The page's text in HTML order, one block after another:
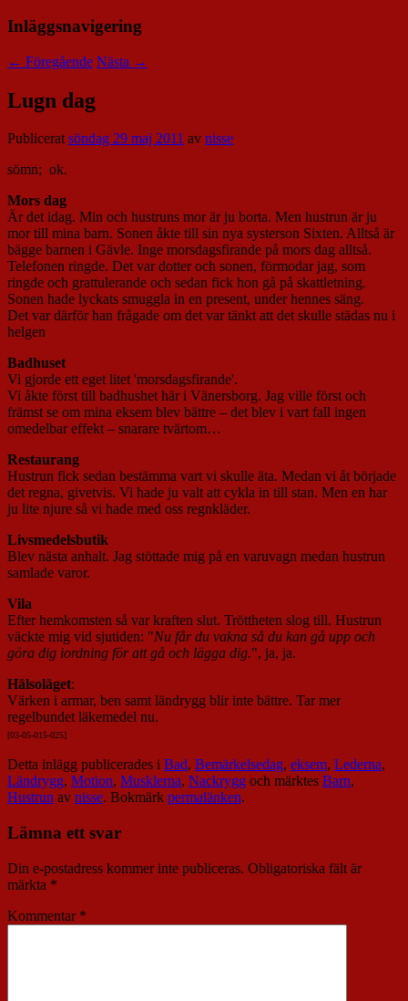
Inläggsnavigering
← Föregående Nästa →
Lugn dag
Publiceratsöndag 29 maj 2011 av nisse
sömn; ok.
Mors dag
Är det idag. Min och hustruns mor är ju borta. Men hustrun är ju
mor till mina barn. Sonen åkte till sin nya systerson Sixten. Alltså är
bägge barnen i Gävle. Inge morsdagsfirande på mors dag alltså.
Telefonen ringde. Det var dotter och sonen, förmodar jag, som
ringde och grattulerande och sedan fick hon gå på skattletning.
Sonen hade lyckats smuggla in en present, under hennes säng.
Det var därför han frågade om det var tänkt att det skulle städas nu i
helgen
Badhuset
Vi gjorde ett eget litet 'morsdagsfirande'.
Vi åkte först till badhushet här i Vänersborg. Jag ville först och
främst se om mina eksem blev bättre – det blev i vart fall ingen
omedelbar effekt – snarare tvärtom…
Restaurang
Hustrun fick sedan bestämma vart vi skulle äta. Medan vi åt började
det regna, givetvis. Vi hade ju valt att cykla in till stan. Men en har
ju lite njure så vi hade med oss regnkläder.
Livsmedelsbutik
Blev nästa anhalt. Jag stöttade mig på en varuvagn medan hustrun
samlade varor.
Vila
Efter hemkomsten så var kraften slut. Tröttheten slog till. Hustrun
väckte mig vid sjutiden: "Nu får du vakna så du kan gå upp och
göra dig iordning för att gå och lägga dig.", ja, ja.
Hälsoläget:
Värken i armar, ben samt ländrygg blir inte bättre. Tar mer
regelbundet läkemedel nu.
[03-05-015-025]
Detta inlägg publicerades i Bad, Bemärkelsedag, eksem, Lederna,
Ländrygg, Motion, Musklerna, Nackrygg och märktes Barn,
Hustrun av nisse. Bokmärk permalänken.
Lämna ett svar
Din e-postadress kommer inte publiceras. Obligatoriska fält är
märkta *
Kommentar *